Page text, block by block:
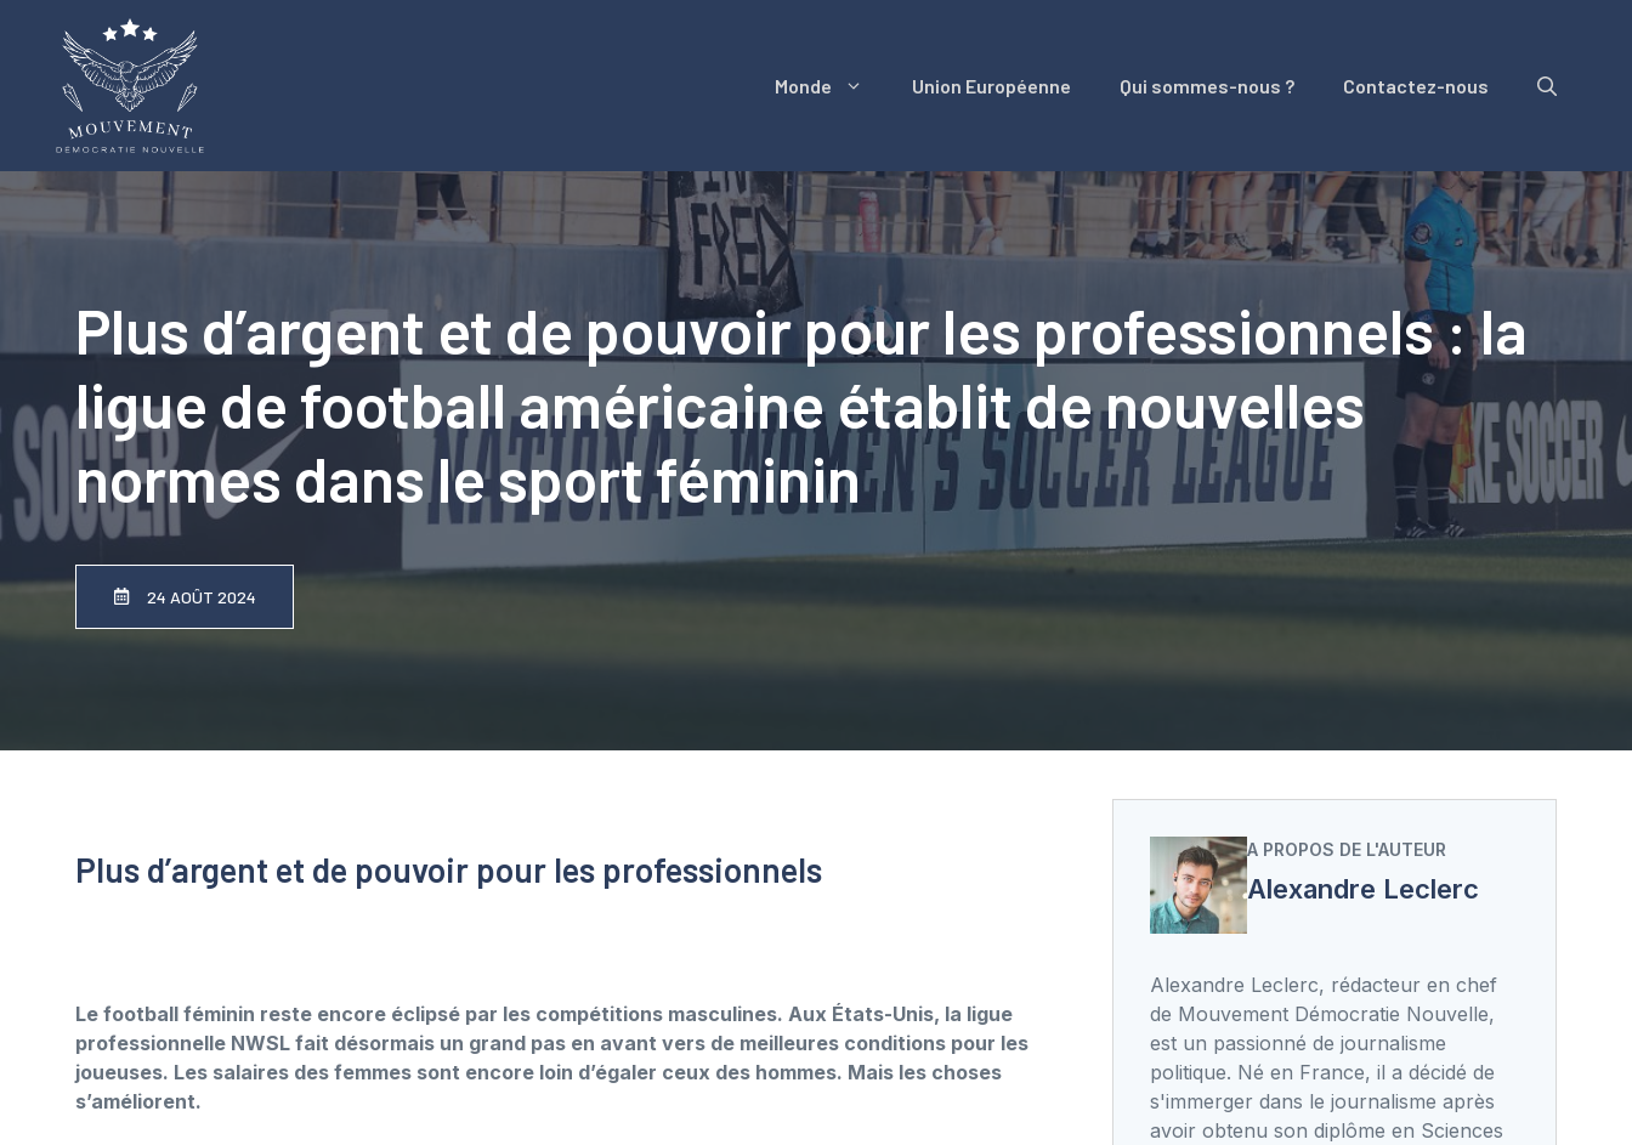
Monde Union Européenne Qui sommes-nous ? Contactez-nous
Plus d’argent et de pouvoir pour les professionnels : la
ligue de football américaine établit de nouvelles
normes dans le sport féminin
24 AOÛT 2024
Plus d’argent et de pouvoir pour les professionnels
Le football féminin reste encore éclipsé par les compétitions masculines. Aux États-Unis, la ligue
professionnelle NWSL fait désormais un grand pas en avant vers de meilleures conditions pour les
joueuses. Les salaires des femmes sont encore loin d’égaler ceux des hommes. Mais les choses
s’améliorent.
A PROPOS DE L'AUTEUR
Alexandre Leclerc
Alexandre Leclerc, rédacteur en chef
de Mouvement Démocratie Nouvelle,
est un passionné de journalisme
politique. Né en France, il a décidé de
s'immerger dans le journalisme après
avoir obtenu son diplôme en Sciences